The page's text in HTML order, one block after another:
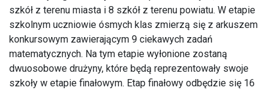
szkół z terenu miasta i 8 szkół z terenu powiatu. W etapie
szkolnym uczniowie ósmych klas zmierzą się z arkuszem
konkursowym zawierającym 9 ciekawych zadań
matematycznych. Na tym etapie wyłonione zostaną
dwuosobowe drużyny, które będą reprezentowały swoje
szkoły w etapie finałowym. Etap finałowy odbędzie się 16